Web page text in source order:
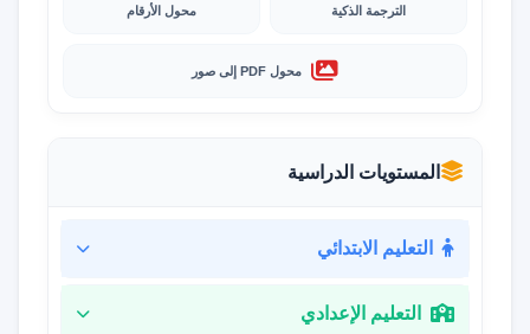
الترجمة الذكية محول الأرقام
محول PDF إلى صور
المستويات الدراسية
التعليم الابتدائي
التعليم الإعدادي